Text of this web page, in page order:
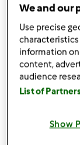
1/4cipolla
rosmarino
20grammi
200
50grammi
220
casa
We and our
Use precise
information on
content,
audience
List of
Show